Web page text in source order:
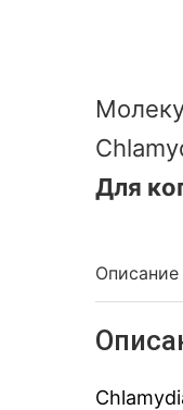
Для
Описание